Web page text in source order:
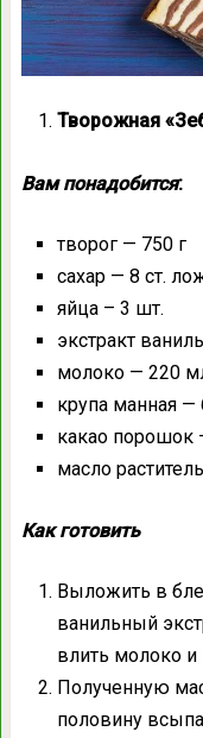
Творожная
Вам понадобится:
творог — 750 г
сахар — 8 ст.
яйца – 3 шт.
экстракт
молоко — 220
крупа манная —
какао порошок
масло
Как готовить
Выложить в
ванильный
влить молоко и
Полученную
половину